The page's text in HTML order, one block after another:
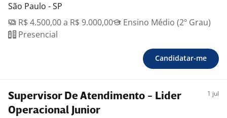
São Paulo - SP
R$ 4.500,00 a R$ 9.000,00
Ensino Médio (2º Grau)
Presencial
Candidatar-me
Supervisor De Atendimento - Lider
Operacional Junior
1 jul